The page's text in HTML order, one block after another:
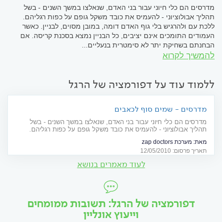
מדרסים הם כלי חיוני עבור בני האדם, שנאלצו במשך השנים - בשל
תהליך אבולוציוני - להעמיס את כובד משקל גופם על כפות רגליהם.
ללכת עם ולהרגיש בלי גוף האדם דומה, במובן מסוים, לבניין. כאשר
העמודים התומכים אינם יציבים, כל הבניין נמצא בסכנת קריסה. אם
הבחנתם בשחיקת יתר לא סימטרית בנעליים...
להמשיך לקרוא
ללמוד עוד על דפורמציה של הרגל
מדרסים - שמים סוף לכאבים
מדרסים הם כלי חיוני עבור בני האדם, שנאלצו במשך השנים - בשל
תהליך אבולוציוני - להעמיס את כובד משקל גופם על כפות רגליהם.
מאת: מערכת zap doctors
תאריך פרסום: 12/05/2010
לעוד מאמרים בנושא
דפורמציה של הרגל: תשובות ממומחים
וייעוץ אונליין